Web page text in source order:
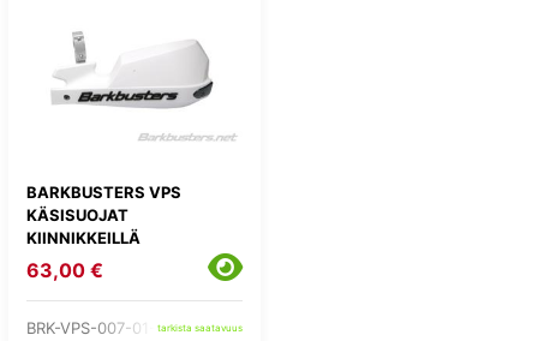
BARKBUSTERS VPS
KÄSISUOJAT
KIINNIKKEILLÄ
63,00 €
BRK-VPS-007-01-WHtarkista saatavuus